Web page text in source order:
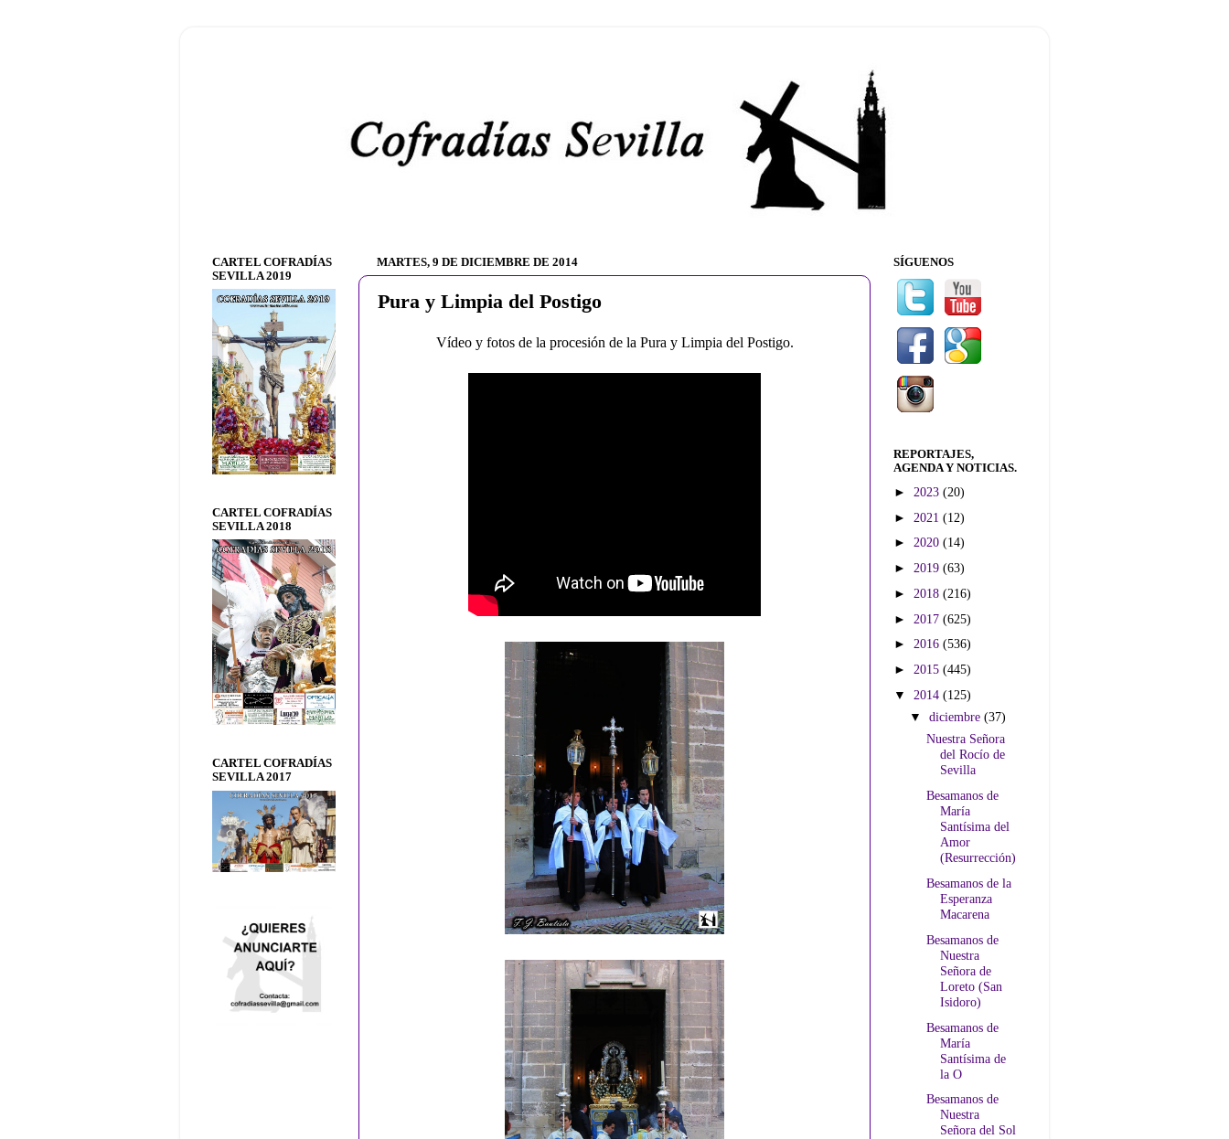
MARTES, 9 DE DICIEMBRE DE 2014
Pura y Limpia del Postigo
Vídeo y fotos de la procesión de la Pura y Limpia del Postigo.
CARTEL COFRADÍAS
SEVILLA 2019
CARTEL COFRADÍAS
SEVILLA 2018
CARTEL COFRADÍAS
SEVILLA 2017
SÍGUENOS
REPORTAJES,
AGENDA Y NOTICIAS.
► 2023 (20)
► 2021 (12)
► 2020 (14)
► 2019 (63)
► 2018 (216)
► 2017 (625)
► 2016 (536)
► 2015 (445)
▼ 2014 (125)
▼diciembre(37)
Nuestra Señora
del Rocío de
Sevilla
Besamanos de
María
Santísima del
Amor
(Resurrección)
Besamanos de la
Esperanza
Macarena
Besamanos de
Nuestra
Señora de
Loreto (San
Isidoro)
Besamanos de
María
Santísima de
la O
Besamanos de
Nuestra
Señora del Sol